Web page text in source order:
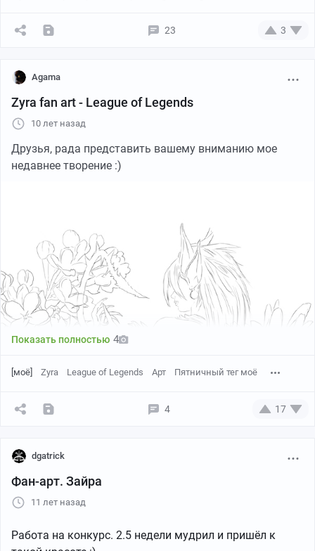
23 3
Agama
Zyra fan art - League of Legends
10 лет назад
Друзья, рада представить вашему вниманию мое
недавнее творение :)
Показать полностью 4
[моё] Zyra League of Legends Арт Пятничный тег моё
4 17
dgatrick
Фан-арт. Зайра
11 лет назад
Работа на конкурс. 2.5 недели мудрил и пришёл к